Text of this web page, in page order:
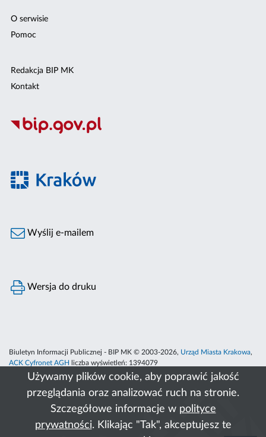
Używamy plików cookie, aby poprawić jakość
przeglądania oraz analizować ruch na stronie.
Szczegółowe informacje w polityce
prywatności. Klikając "Tak", akceptujesz te
O serwisie
Pomoc
Redakcja BIP MK
Kontakt
Wyślij e-mailem
Wersja do druku
Biuletyn Informacji Publicznej - BIP MK © 2003-2026, Urząd Miasta Krakowa,
ACK Cyfronet AGH
liczba wyświetleń: 1394079